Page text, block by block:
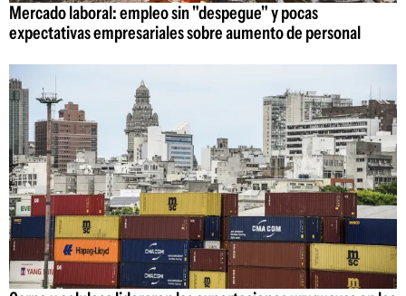
Mercado laboral: empleo sin "despegue" y pocas
expectativas empresariales sobre aumento de personal